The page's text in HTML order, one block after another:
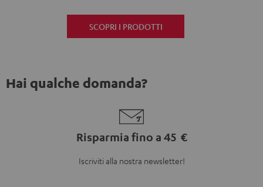
SCOPRI I PRODOTTI
Hai qualche domanda?
Risparmia fino a 45 €
Iscriviti alla nostra newsletter!